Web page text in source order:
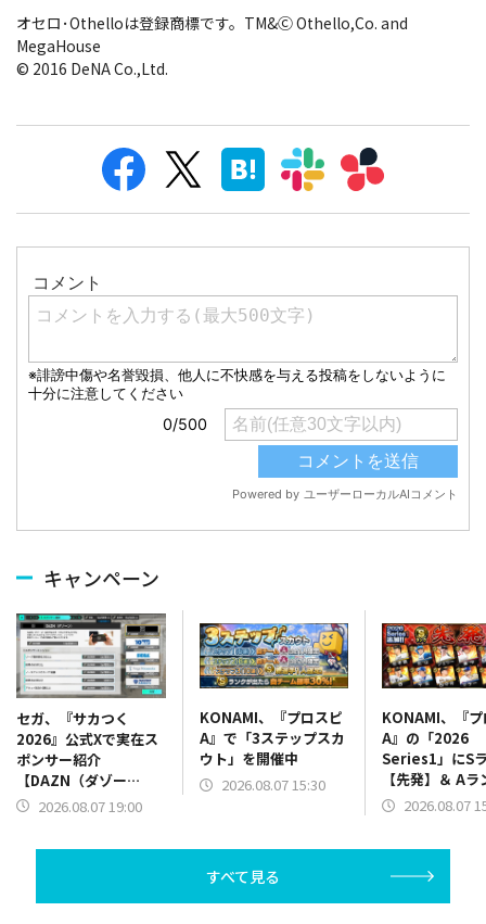
オセロ･Othelloは登録商標です。TM&Ⓒ Othello,Co. and
MegaHouse
© 2016 DeNA Co.,Ltd.
キャンペーン
セガ、『サカつく
2026』公式Xで実在ス
ポンサー紹介
【DAZN（ダゾー
ン）】篇をポスト
2026.08.07 19:00
KONAMI、『プロスピ
A』で「3ステップスカ
ウト」を開催中
2026.08.07 15:30
KONAMI、『
A』の「2026
Series1」にS
【先発】＆ Aラ
【野手】新登
塁手)、持丸泰
捕手)など
2026.08.07
すべて見る